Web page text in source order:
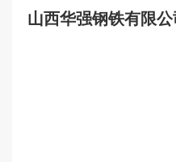
山西华强钢铁有限